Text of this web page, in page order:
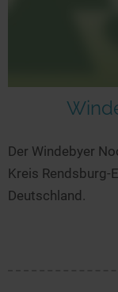
Der Windebyer
Kreis Rendsburg-
Deutschland.